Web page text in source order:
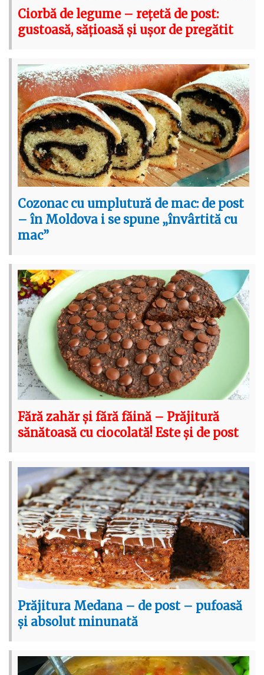
Ciorbă de legume – rețetă de post:
gustoasă, sățioasă și ușor de pregătit
Cozonac cu umplutură de mac: de post
– în Moldova i se spune „învârtită cu
mac”
Fără zahăr și fără făină – Prăjitură
sănătoasă cu ciocolată! Este și de post
Prăjitura Medana – de post – pufoasă
și absolut minunată